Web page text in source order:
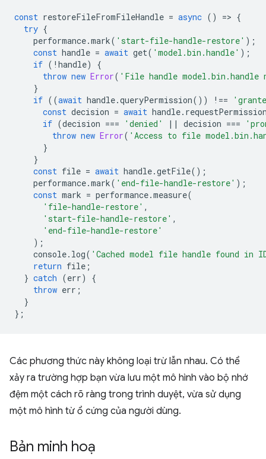
const restoreFileFromFileHandle = async () => {
try {
performance.mark( 'start-file-handle-restore' );
const handle = await get( 'model.bin.handle' );
if ( ! handle)
{
throw new Error( 'File handle
}
if ((await handle.queryPermission()) !==
const decision = await handle.
if (decision === 'denied' || decision ===
throw new Error( 'Access to file
}
}
const file = await handle.getFile();
performance.mark( 'end-file-handle-restore' );
const mark = performance.measure(
'file-handle-restore' ,
'start-file-handle-restore' ,
'end-file-handle-restore'
);
console. log( 'Cached model file handle found in
return file ;
} catch (err)
{
throw err ;
}
};
Các phương thức này không loại trừ lẫn nhau. Có thể
xảy ra trường hợp bạn vừa lưu một mô hình vào bộ nhớ
đệm một cách rõ ràng trong trình duyệt, vừa sử dụng
một mô hình từ ổ cứng của người dùng.
Bản minh hoạ